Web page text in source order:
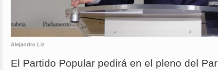
Alejandro Liz
El Partido Popular pedirá en el pleno del